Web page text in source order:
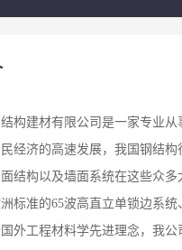
构建材有限公司是一家专业
经济的高速发展，我国钢结
结构以及墙面系统在这些众
标准的65波高直立单锁边系
外工程材料学先进理念，我